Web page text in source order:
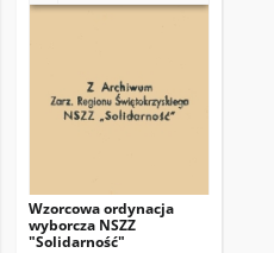
Wzorcowa ordynacja
wyborcza NSZZ
"Solidarność"